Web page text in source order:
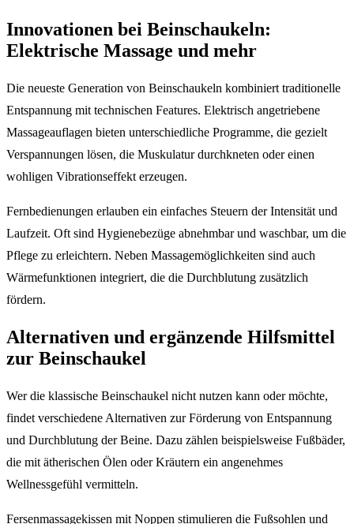
Innovationen bei Beinschaukeln:
Elektrische Massage und mehr
Die neueste Generation von Beinschaukeln kombiniert traditionelle
Entspannung mit technischen Features. Elektrisch angetriebene
Massageauflagen bieten unterschiedliche Programme, die gezielt
Verspannungen lösen, die Muskulatur durchkneten oder einen
wohligen Vibrationseffekt erzeugen.
Fernbedienungen erlauben ein einfaches Steuern der Intensität und
Laufzeit. Oft sind Hygienebezüge abnehmbar und waschbar, um die
Pflege zu erleichtern. Neben Massagemöglichkeiten sind auch
Wärmefunktionen integriert, die die Durchblutung zusätzlich
fördern.
Alternativen und ergänzende Hilfsmittel
zur Beinschaukel
Wer die klassische Beinschaukel nicht nutzen kann oder möchte,
findet verschiedene Alternativen zur Förderung von Entspannung
und Durchblutung der Beine. Dazu zählen beispielsweise Fußbäder,
die mit ätherischen Ölen oder Kräutern ein angenehmes
Wellnessgefühl vermitteln.
Fersenmassagekissen mit Noppen stimulieren die Fußsohlen und